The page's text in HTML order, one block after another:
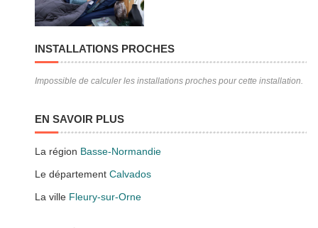
INSTALLATIONS PROCHES
Impossible de calculer les installations proches pour cette installation.
EN SAVOIR PLUS
La région Basse-Normandie
Le départementCalvados
La ville Fleury-sur-Orne